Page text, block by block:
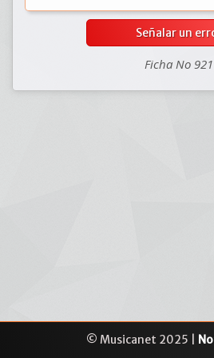
Señalar un
Ficha No 921
© Musicanet 2025 |